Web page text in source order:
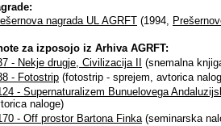
nagrada UL AGRFT (1994,
za izposojo iz Arhiva AGRFT:
- Nekje drugje, Civilizacija II
(snemalna
- Fotostrip (fotostrip - sprejem, avtorica
- Supernaturalizem Bunuelovega
naloge)
- Off prostor Bartona Finka(seminarska